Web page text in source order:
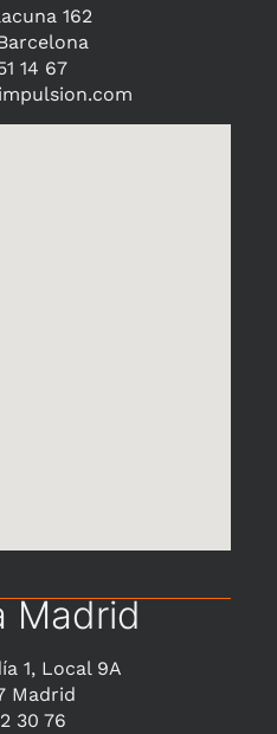
162
14 67
Madrid
1, Local 9A
Madrid
30 76